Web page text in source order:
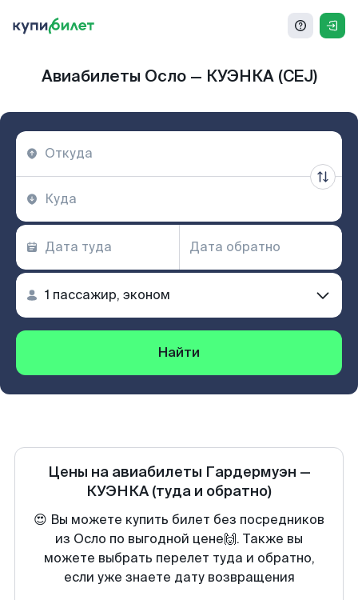
Авиабилеты Осло — КУЭНКА (CEJ)
Найти
Цены на авиабилеты Гардермуэн —
КУЭНКА (туда и обратно)
😍 Вы можете купить билет без посредников
из Осло по выгодной цене🙌. Также вы
можете выбрать перелет туда и обратно,
если уже знаете дату возвращения